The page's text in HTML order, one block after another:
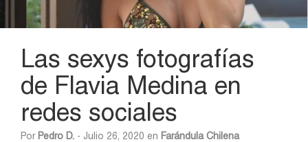
Las sexys fotografías
de Flavia Medina en
redes sociales
Por Pedro D. - Julio 26, 2020 en Farándula Chilena